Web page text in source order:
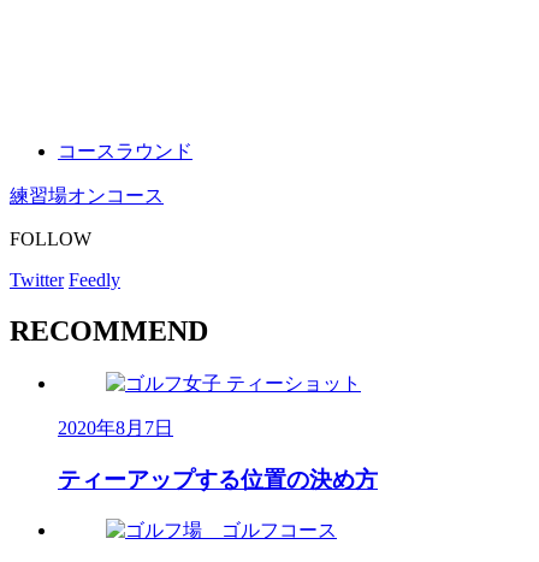
コースラウンド
練習場オンコース
FOLLOW
Twitter Feedly
RECOMMEND
2020年8月7日
ティーアップする位置の決め方